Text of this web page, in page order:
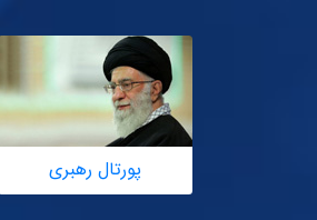
پورتال رهبری